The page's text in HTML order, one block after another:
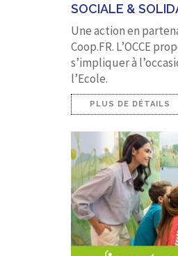
SOCIALE &
Une action en
Coop.FR. L’OCCE
s’impliquer à
l’Ecole.
PLUS DE DÉTAILS